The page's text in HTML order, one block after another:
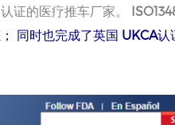
证的医疗推车厂家。 I
同时也完成了英国 UKCA认